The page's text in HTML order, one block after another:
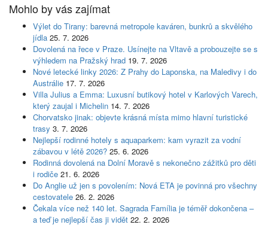
Mohlo by vás zajímat
Výlet do Tirany: barevná metropole kaváren, bunkrů a skvělého
jídla 25. 7. 2026
Dovolená na řece v Praze. Usínejte na Vltavě a probouzejte se s
výhledem na Pražský hrad 19. 7. 2026
Nové letecké linky 2026: Z Prahy do Laponska, na Maledivy i do
Austrálie 17. 7. 2026
Villa Julius a Emma: Luxusní butikový hotel v Karlových Varech,
který zaujal i Michelin 14. 7. 2026
Chorvatsko jinak: objevte krásná místa mimo hlavní turistické
trasy 3. 7. 2026
Nejlepší rodinné hotely s aquaparkem: kam vyrazit za vodní
zábavou v létě 2026? 25. 6. 2026
Rodinná dovolená na Dolní Moravě s nekonečno zážitků pro děti
i rodiče 21. 6. 2026
Do Anglie už jen s povolením: Nová ETA je povinná pro všechny
cestovatele 26. 2. 2026
Čekala více než 140 let. Sagrada Família je téměř dokončena –
a teď je nejlepší čas ji vidět 22. 2. 2026